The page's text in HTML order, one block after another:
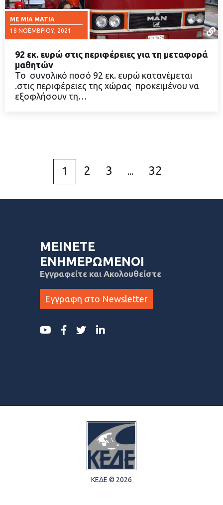
ΜΕ ΜΙΑ ΜΑΤΙΆ
18 ΝΟΕΜΒΡΊΟΥ, 2021
ΔΙΑΒΑΣΤΕ ΠΕΡΙΣΣΟΤΕΡΑ
92 εκ. ευρώ στις περιφέρειες για τη μεταφορά
μαθητών
Το συνολικό ποσό 92 εκ. ευρώ κατανέμεται
.στις περιφέρειες της χώρας προκειμένου να
εξοφλήσουν τη…
1 2 3 ... 32
ΜΕΙΝΕΤΕ
ΕΝΗΜΕΡΩΜΕΝΟΙ
Εγγραφείτε και Ακολουθείστε
Εγγραφη στο Newsletter
ΚΕΔΕ © 2026